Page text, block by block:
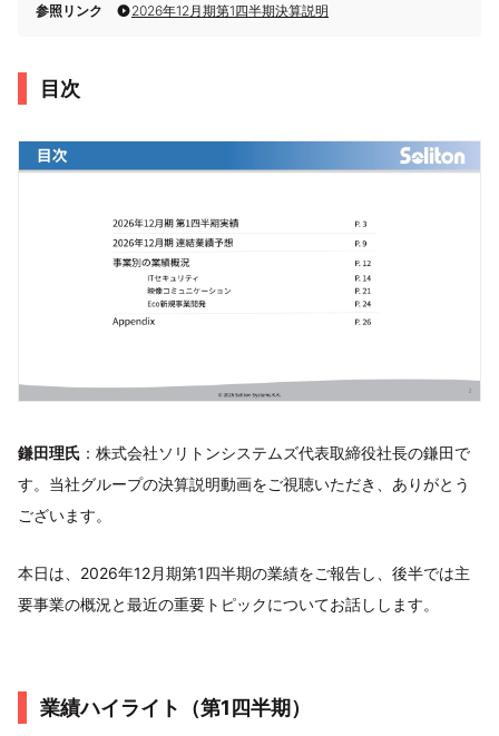
参照リンク 2026年12月期第1四半期決算説明
目次
鎌田理氏 ：株式会社ソリトンシステムズ代表取締役社長の鎌田で
す。当社グループの決算説明動画をご視聴いただき、ありがとう
ございます。
本日は、2026年12月期第1四半期の業績をご報告し、後半では主
要事業の概況と最近の重要トピックについてお話しします。
業績ハイライト（第1四半期）